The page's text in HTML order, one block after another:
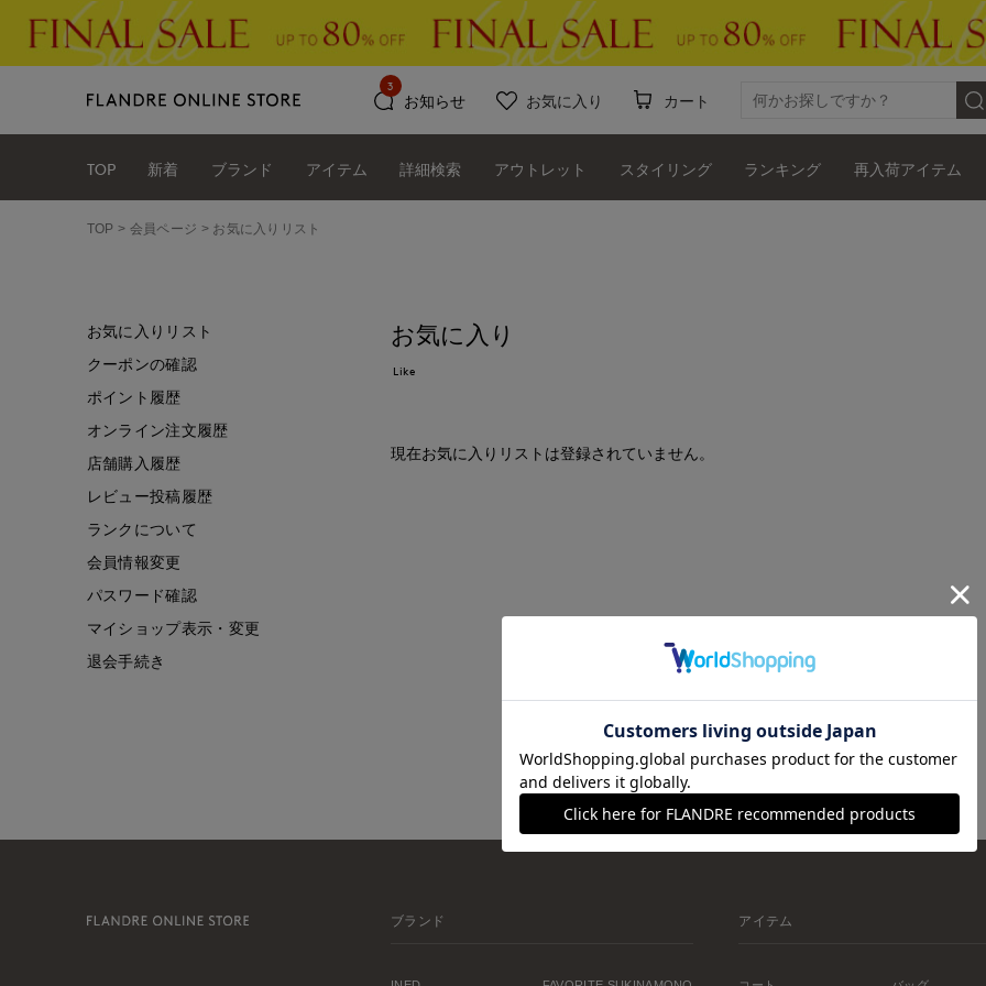
お知らせ
3
お気に入り カート
TOP 新着 ブランド アイテム 詳細検索 アウトレット スタイリング ランキング 再入荷アイテム
TOP 会員ページ お気に入りリスト
お気に入り
Like
現在お気に入りリストは登録されていません。
お気に入りリスト
クーポンの確認
ポイント履歴
オンライン注文履歴
店舗購入履歴
レビュー投稿履歴
ランクについて
会員情報変更
パスワード確認
マイショップ表示・変更
退会手続き
ブランド アイテム